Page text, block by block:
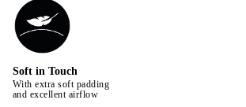
Soft in Touch
With extra soft padding
and excellent airflow